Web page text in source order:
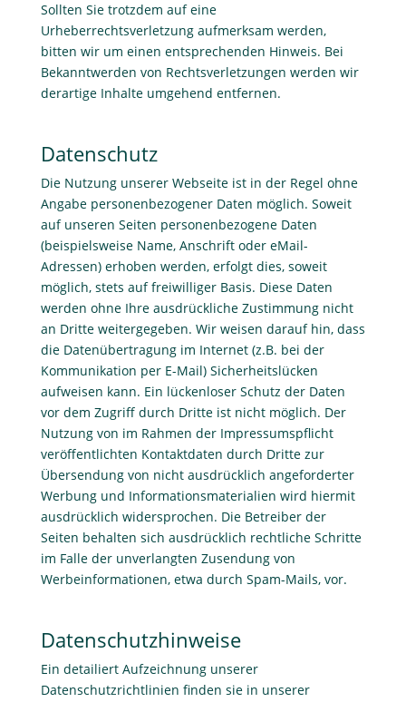
Sollten Sie trotzdem auf eine
Urheberrechtsverletzung aufmerksam werden,
bitten wir um einen entsprechenden Hinweis. Bei
Bekanntwerden von Rechtsverletzungen werden wir
derartige Inhalte umgehend entfernen.
Datenschutz
Die Nutzung unserer Webseite ist in der Regel ohne
Angabe personenbezogener Daten möglich. Soweit
auf unseren Seiten personenbezogene Daten
(beispielsweise Name, Anschrift oder eMail-
Adressen) erhoben werden, erfolgt dies, soweit
möglich, stets auf freiwilliger Basis. Diese Daten
werden ohne Ihre ausdrückliche Zustimmung nicht
an Dritte weitergegeben. Wir weisen darauf hin, dass
die Datenübertragung im Internet (z.B. bei der
Kommunikation per E-Mail) Sicherheitslücken
aufweisen kann. Ein lückenloser Schutz der Daten
vor dem Zugriff durch Dritte ist nicht möglich. Der
Nutzung von im Rahmen der Impressumspflicht
veröffentlichten Kontaktdaten durch Dritte zur
Übersendung von nicht ausdrücklich angeforderter
Werbung und Informationsmaterialien wird hiermit
ausdrücklich widersprochen. Die Betreiber der
Seiten behalten sich ausdrücklich rechtliche Schritte
im Falle der unverlangten Zusendung von
Werbeinformationen, etwa durch Spam-Mails, vor.
Datenschutzhinweise
Ein detailiert Aufzeichnung unserer
Datenschutzrichtlinien finden sie in unserer